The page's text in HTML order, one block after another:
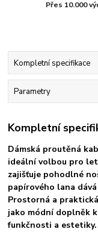
Přes 10.000
Kompletní specifikace
Parametry
Kompletní
Dámská proutěná
ideální volbou pro
zajišťuje pohodlné
papírového lana
Prostorná a
jako módní doplněk
funkčnosti a estetiky.